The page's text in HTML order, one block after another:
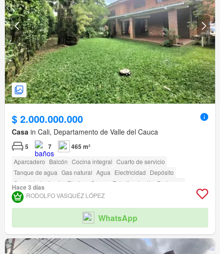
$ 2.000.000.000
Casa in Cali, Departamento de Valle del Cauca
5 7 465 m²
Aparcadero Balcón Cocina integral Cuarto de servicio
Tanque de agua Gas natural Agua Electricidad Depósito
Seguridad privada
Piscina Sauna Estudio Jardín
Barbecue
Caseta de vigilancia
Hace 3 días
RODOLFO VASQUÉZ LÓPEZ
WhatsApp